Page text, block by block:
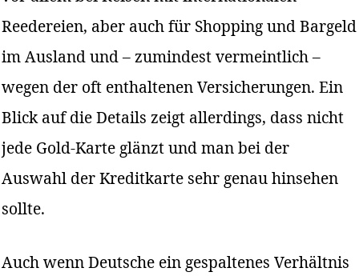
Reedereien, aber auch für Shopping und Bargeld
im Ausland und – zumindest vermeintlich –
wegen der oft enthaltenen Versicherungen. Ein
Blick auf die Details zeigt allerdings, dass nicht
jede Gold-Karte glänzt und man bei der
Auswahl der Kreditkarte sehr genau hinsehen
sollte.
Auch wenn Deutsche ein gespaltenes Verhältnis